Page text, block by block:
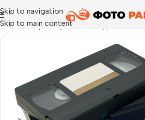
Skip to navigation
Skip to main content
Начало›Прехвърляне на видеозаписи